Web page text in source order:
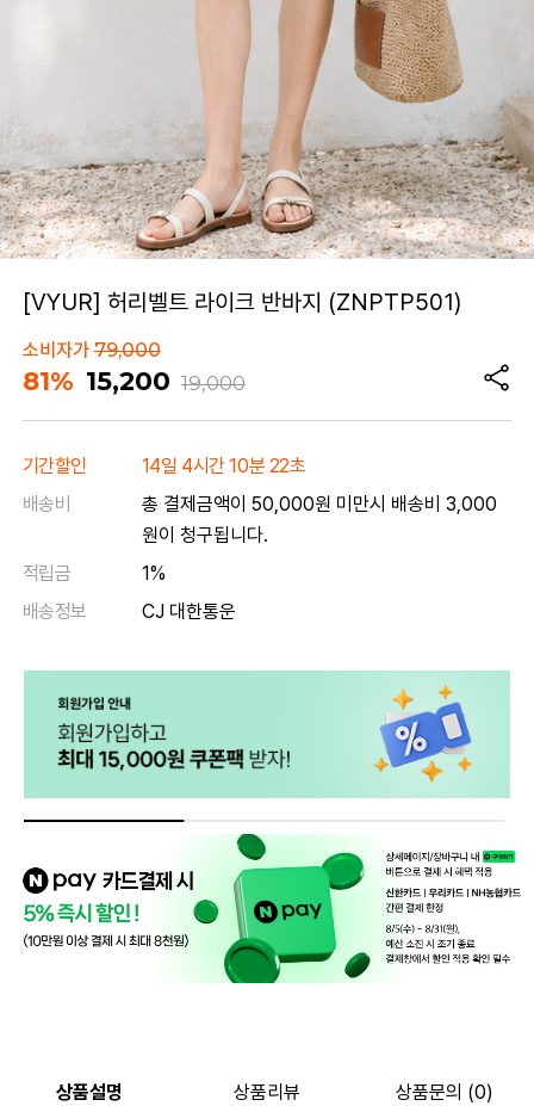
[VYUR] 허리벨트 라이크 반바지 (ZNPTP501)
소비자가79,000
81% 15,200 19,000
기간할인
14일 4시간 10분 22초
배송비
총 결제금액이 50,000원 미만시 배송비 3,000
원이 청구됩니다.
적립금
1%
배송정보
CJ 대한통운
상품설명 상품리뷰 상품문의 (0)